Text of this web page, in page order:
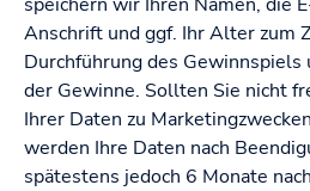
Anschrift und ggf. Ihr Alter zum
Durchführung des Gewinnspiels
der Gewinne. Sollten Sie nicht
Ihrer Daten zu
werden Ihre Daten nach
spätestens jedoch 6 Monate